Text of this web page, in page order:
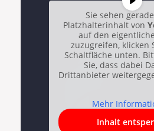
Sie sehen
Platzhalterinhalt von
auf den
zuzugreifen, klicken
Schaltfläche unten.
Sie, dass dabei
Drittanbieter
Mehr
Inhalt